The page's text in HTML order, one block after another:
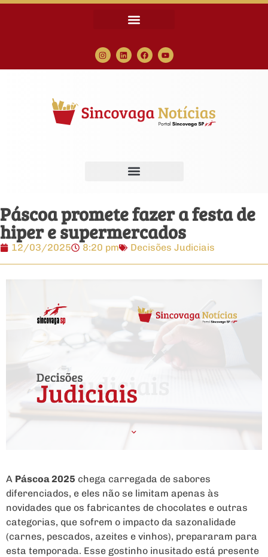
Páscoa promete fazer a festa de
hiper e supermercados
12/03/2025 8:20 pm Decisões Judiciais
A Páscoa 2025 chega carregada de sabores
diferenciados, e eles não se limitam apenas às
novidades que os fabricantes de chocolates e outras
categorias, que sofrem o impacto da sazonalidade
(carnes, pescados, azeites e vinhos), prepararam para
esta temporada. Esse gostinho inusitado está presente